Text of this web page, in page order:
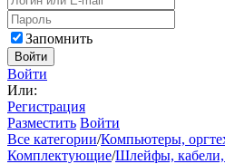
Запомнить
Войти
Войти
Или:
Регистрация
Разместить Войти
Все категории/Компьютеры,
Комплектующие/Шлейфы, кабели,